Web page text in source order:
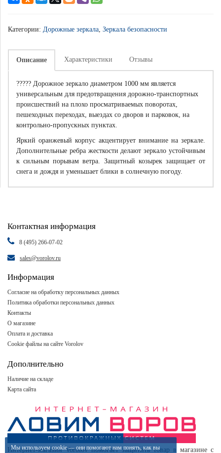
Категории: Дорожные зеркала, Зеркала безопасности
Описание Характеристики Отзывы
????? Дорожное зеркало диаметром 1000 мм является
универсальным для предотвращения дорожно-транспортных
происшествий на плохо просматриваемых поворотах,
пешеходных переходах, выездах со дворов и парковок, на
контрольно-пропускных пунктах.
Яркий оранжевый корпус акцентирует внимание на зеркале.
Дополнительные ребра жесткости делают зеркало устойчивым
к сильным порывам ветра. Защитный козырек защищает от
снега и дождя и уменьшает блики в солнечную погоду.
Контактная информация
8 (495) 266-07-02
sales@vorolov.ru
Информация
Согласие на обработку персональных данных
Политика обработки персональных данных
Контакты
О магазине
Оплата и доставка
Cookie файлы на сайте Vorolov
Дополнительно
Наличие на складе
Карта сайта
Интернет-магазин Vorolov помогает защитить товар в магазине с
Мы используемcookie— они помогают нам понять, как вы